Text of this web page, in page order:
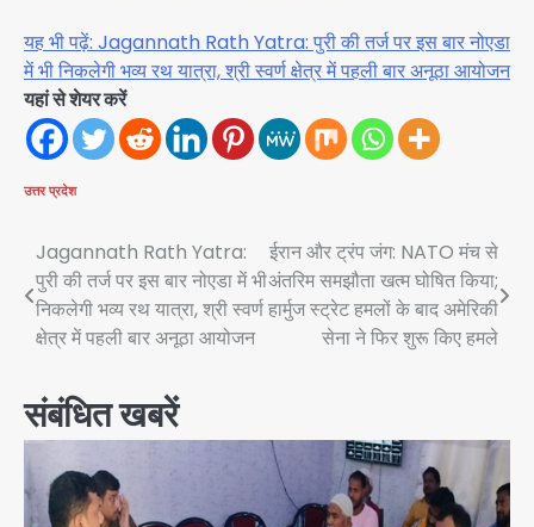
यह भी पढ़ें: Jagannath Rath Yatra: पुरी की तर्ज पर इस बार नोएडा
में भी निकलेगी भव्य रथ यात्रा, श्री स्वर्ण क्षेत्र में पहली बार अनूठा आयोजन
यहां से शेयर करें
उत्तर प्रदेश
Post
navigation
Jagannath Rath Yatra:
पुरी की तर्ज पर इस बार नोएडा में भी
निकलेगी भव्य रथ यात्रा, श्री स्वर्ण
क्षेत्र में पहली बार अनूठा आयोजन
ईरान और ट्रंप जंग: NATO मंच से
अंतरिम समझौता खत्म घोषित किया;
हार्मुज स्ट्रेट हमलों के बाद अमेरिकी
सेना ने फिर शुरू किए हमले
संबंधित खबरें